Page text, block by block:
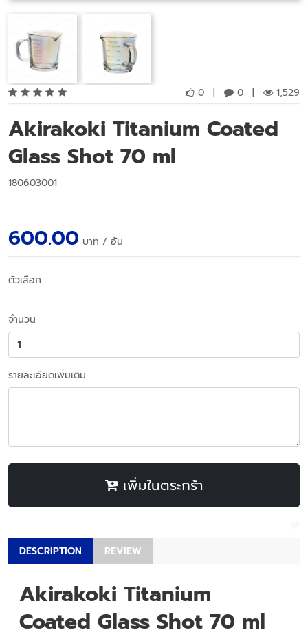
0 | 0 | 1,529
Akirakoki Titanium Coated
Glass Shot 70 ml
180603001
600.00 บาท / อัน
ตัวเลือก
จำนวน
รายละเอียดเพิ่มเติม
เพิ่มในตระกร้า
DESCRIPTION REVIEW
Akirakoki Titanium
Coated Glass Shot 70 ml